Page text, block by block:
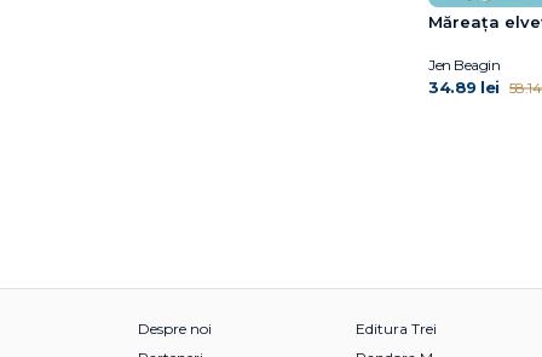
Rachel Yoder
Măreața
Jen Beagin
34.89 lei
Despre noi
Editura Trei